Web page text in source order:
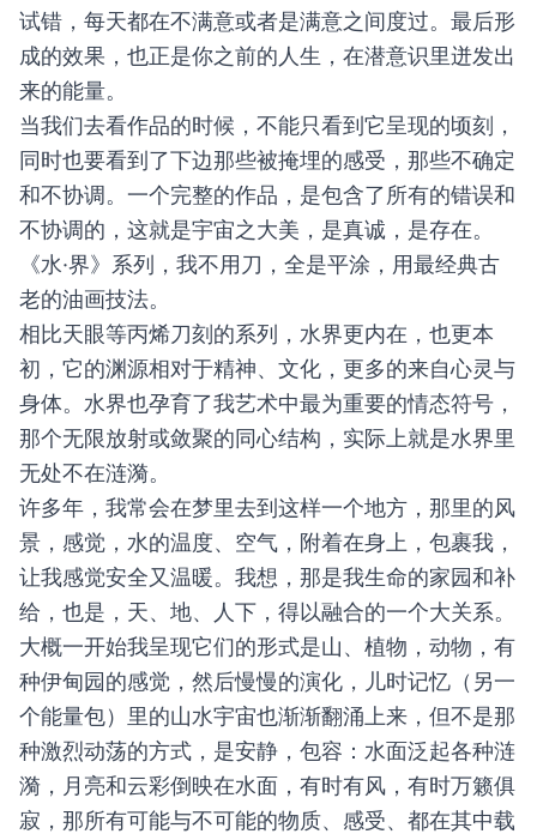
试错，每天都在不满意或者是满意之间度过。最后形
成的效果，也正是你之前的人生，在潜意识里迸发出
来的能量。
当我们去看作品的时候，不能只看到它呈现的顷刻，
同时也要看到了下边那些被掩埋的感受，那些不确定
和不协调。一个完整的作品，是包含了所有的错误和
不协调的，这就是宇宙之大美，是真诚，是存在。
《水·界》系列，我不用刀，全是平涂，用最经典古
老的油画技法。
相比天眼等丙烯刀刻的系列，水界更内在，也更本
初，它的渊源相对于精神、文化，更多的来自心灵与
身体。水界也孕育了我艺术中最为重要的情态符号，
那个无限放射或敛聚的同心结构，实际上就是水界里
无处不在涟漪。
许多年，我常会在梦里去到这样一个地方，那里的风
景，感觉，水的温度、空气，附着在身上，包裹我，
让我感觉安全又温暖。我想，那是我生命的家园和补
给，也是，天、地、人下，得以融合的一个大关系。
大概一开始我呈现它们的形式是山、植物，动物，有
种伊甸园的感觉，然后慢慢的演化，儿时记忆（另一
个能量包）里的山水宇宙也渐渐翻涌上来，但不是那
种激烈动荡的方式，是安静，包容：水面泛起各种涟
漪，月亮和云彩倒映在水面，有时有风，有时万籁俱
寂，那所有可能与不可能的物质、感受、都在其中载